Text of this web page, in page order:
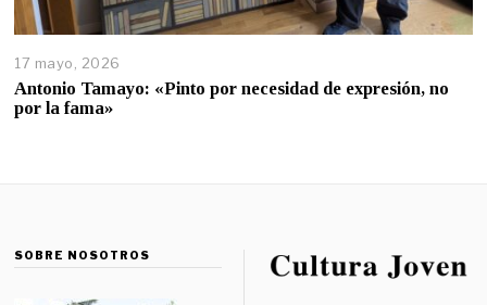
17 mayo, 2026
Antonio Tamayo: «Pinto por necesidad de expresión, no
por la fama»
SOBRE NOSOTROS